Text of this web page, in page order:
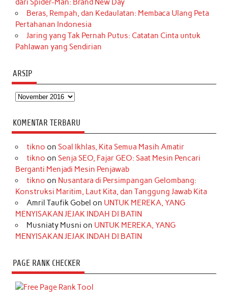
dari Spider-Man: Brand New Day
Beras, Rempah, dan Kedaulatan: Membaca Ulang Peta
Pertahanan Indonesia
Jaring yang Tak Pernah Putus: Catatan Cinta untuk
Pahlawan yang Sendirian
ARSIP
Arsip
KOMENTAR TERBARU
tikno on Soal Ikhlas, Kita Semua Masih Amatir
tikno on Senja SEO, Fajar GEO: Saat Mesin Pencari
Berganti Menjadi Mesin Penjawab
tikno on Nusantara di Persimpangan Gelombang:
Konstruksi Maritim, Laut Kita, dan Tanggung Jawab Kita
Amril Taufik Gobel on UNTUK MEREKA, YANG
MENYISAKAN JEJAK INDAH DI BATIN
Musniaty Musni on UNTUK MEREKA, YANG
MENYISAKAN JEJAK INDAH DI BATIN
PAGE RANK CHECKER